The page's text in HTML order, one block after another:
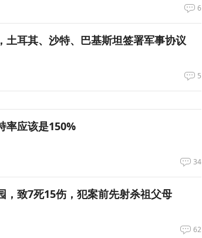
6
土耳其、沙特、巴基斯坦签署军事协议
5
率应该是150%
34
，致7死15伤，犯案前先射杀祖父母
62